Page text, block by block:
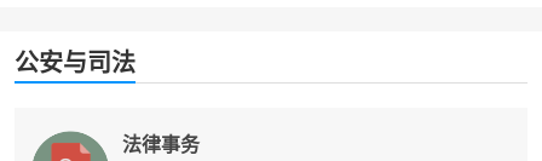
公安与司法
法律事务